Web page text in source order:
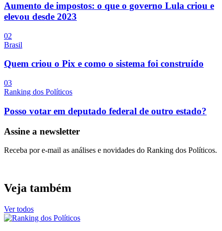
Aumento de impostos: o que o governo Lula criou e
elevou desde 2023
02
Brasil
Quem criou o Pix e como o sistema foi construído
03
Ranking dos Políticos
Posso votar em deputado federal de outro estado?
Assine a newsletter
Receba por e-mail as análises e novidades do Ranking dos Políticos.
Veja também
Ver todos